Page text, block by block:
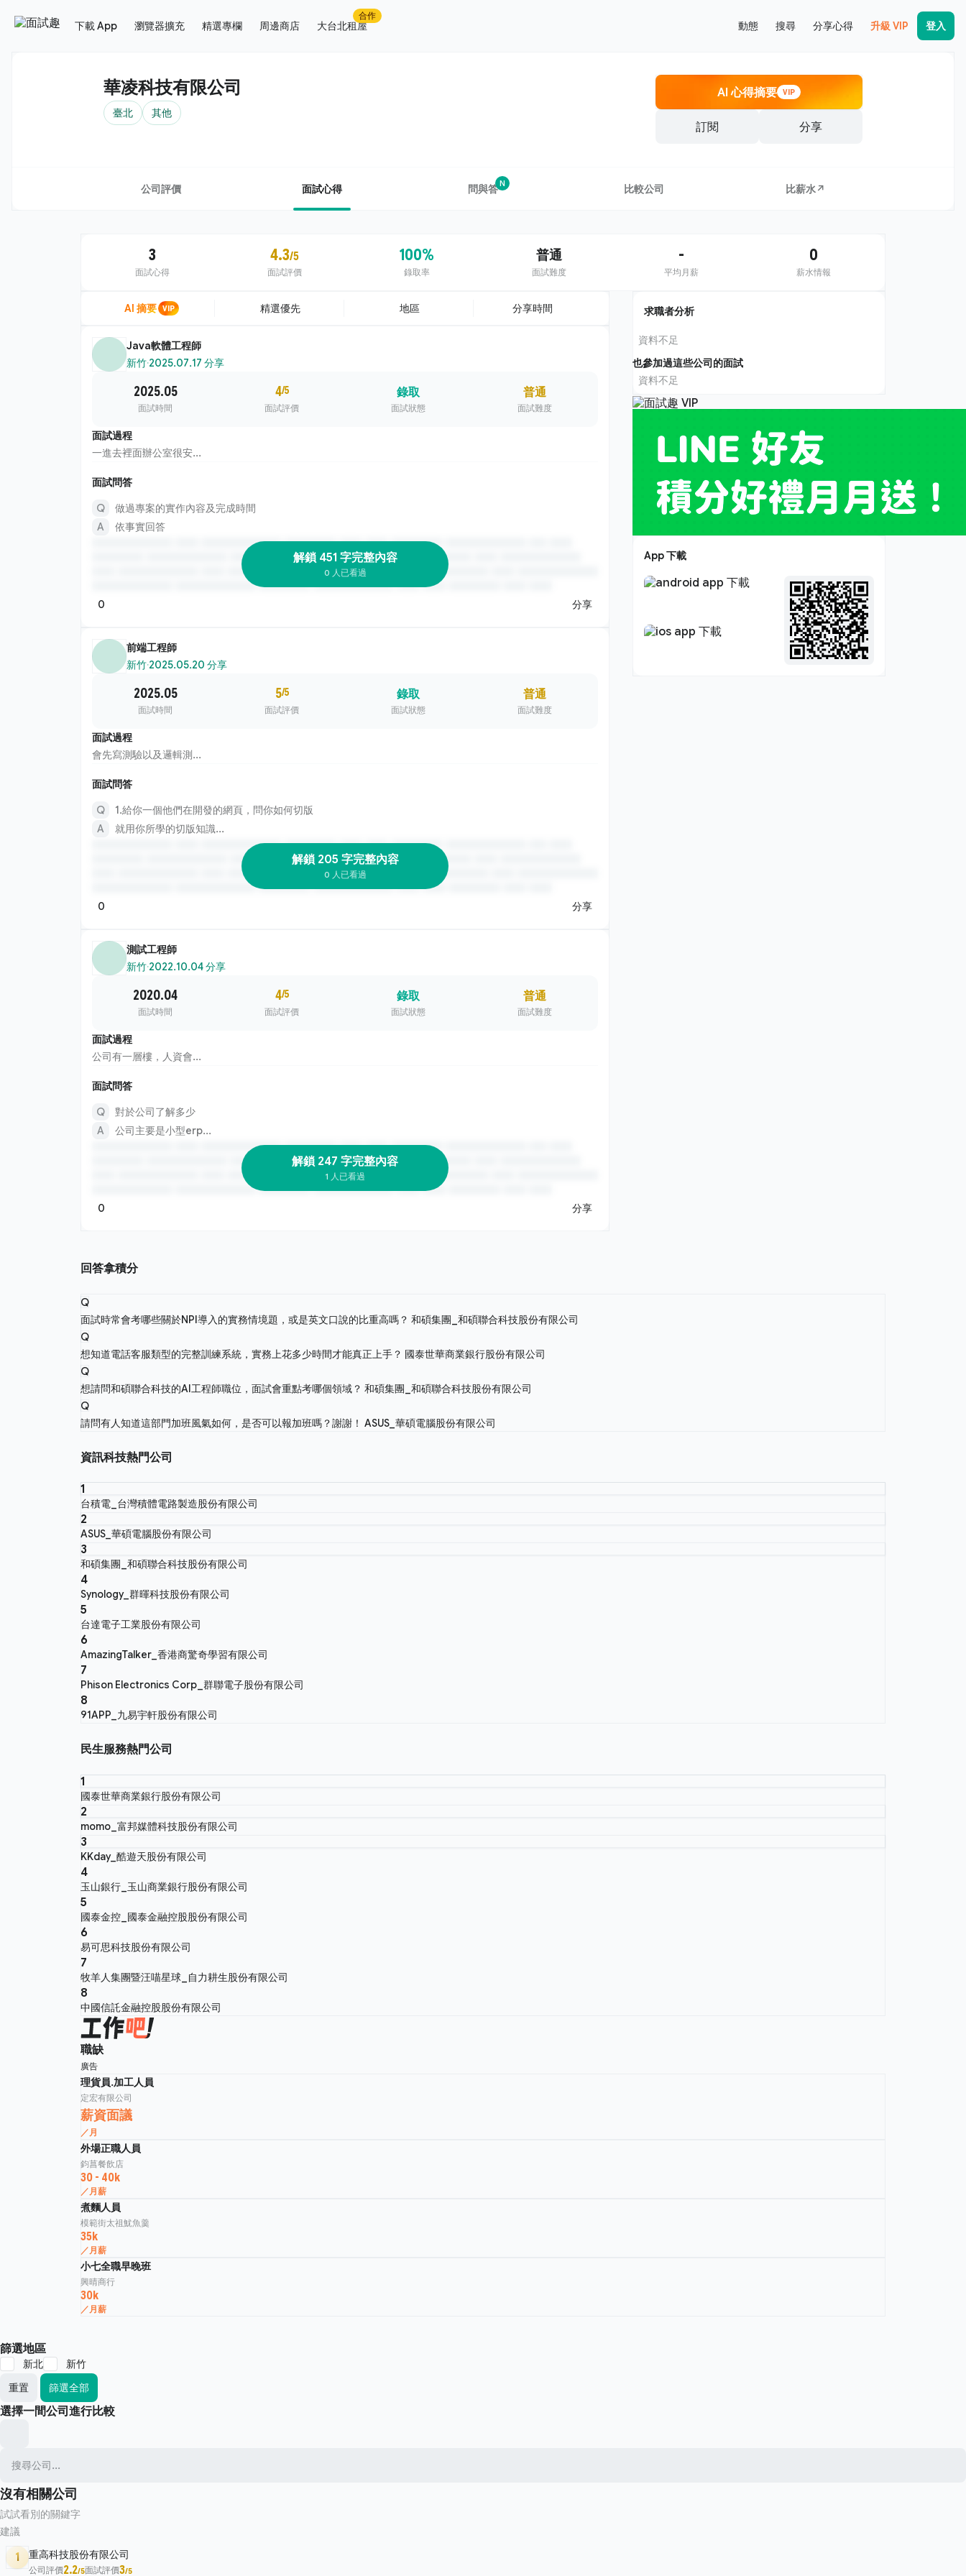
下載 App 瀏覽器擴充 精選專欄 周邊商店 大台北租屋
合作
動態 搜尋 分享心得 升級 VIP 登入
華凌科技有限公司
臺北 其他
AI 心得摘要 VIP
訂閱 分享
公司評價 面試心得 問與答N 比較公司 比薪水↗
3
面試心得
4.3/5
面試評價
100%
錄取率
普通
面試難度
-
平均月薪
0
薪水情報
AI 摘要 VIP 地區
Java軟體工程師
新竹·2025.07.17 分享
2025.05
面試時間
4/5
面試評價
錄取
面試狀態
普通
面試難度
面試過程
一進去裡面辦公室很安...
面試問答
做過專案的實作內容及完成時間
依事實回答
解鎖 451 字完整內容
0 人已看過
0 分享
前端工程師
新竹·2025.05.20 分享
2025.05
面試時間
5/5
面試評價
錄取
面試狀態
普通
面試難度
面試過程
會先寫測驗以及邏輯測...
面試問答
1.給你一個他們在開發的網頁，問你如何切版
就用你所學的切版知識...
解鎖 205 字完整內容
0 人已看過
0 分享
測試工程師
新竹·2022.10.04 分享
2020.04
面試時間
4/5
面試評價
錄取
面試狀態
普通
面試難度
面試過程
公司有一層樓，人資會...
面試問答
對於公司了解多少
公司主要是小型erp...
解鎖 247 字完整內容
1 人已看過
0 分享
求職者分析
資料不足
也參加過這些公司的面試
資料不足
App 下載
回答拿積分
Q
面試時常會考哪些關於NPI導入的實務情境題，或是英文口說的比重高嗎？ 和碩集團_和碩聯合科技股份有限公司
Q
想知道電話客服類型的完整訓練系統，實務上花多少時間才能真正上手？ 國泰世華商業銀行股份有限公司
Q
想請問和碩聯合科技的AI工程師職位，面試會重點考哪個領域？ 和碩集團_和碩聯合科技股份有限公司
Q
請問有人知道這部門加班風氣如何，是否可以報加班嗎？謝謝！ ASUS_華碩電腦股份有限公司
資訊科技熱門公司
1
台積電_台灣積體電路製造股份有限公司
2
ASUS_華碩電腦股份有限公司
3
和碩集團_和碩聯合科技股份有限公司
4
Synology_群暉科技股份有限公司
5
台達電子工業股份有限公司
6
AmazingTalker_香港商驚奇學習有限公司
7
Phison Electronics Corp_群聯電子股份有限公司
8
91APP_九易宇軒股份有限公司
民生服務熱門公司
1
國泰世華商業銀行股份有限公司
2
momo_富邦媒體科技股份有限公司
3
KKday_酷遊天股份有限公司
4
玉山銀行_玉山商業銀行股份有限公司
5
國泰金控_國泰金融控股股份有限公司
6
易可思科技股份有限公司
7
牧羊人集團暨汪喵星球_自力耕生股份有限公司
8
中國信託金融控股股份有限公司
職缺
廣告
理貨員.加工人員
定宏有限公司
薪資面議
／月
外場正職人員
鈞菖餐飲店
30 - 40k
／月薪
煮麵人員
模範街太祖魷魚羹
35k
／月薪
小七全職早晚班
興晴商行
30k
／月薪
篩選地區
新北
新竹
重置
篩選全部
選擇一間公司進行比較
沒有相關公司
試試看別的關鍵字
建議
1 重高科技股份有限公司
公司評價2.2/5面試評價3/5